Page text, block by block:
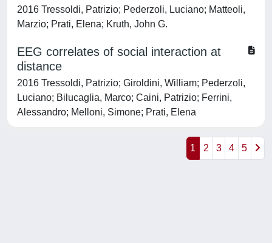
2016 Tressoldi, Patrizio; Pederzoli, Luciano; Matteoli,
Marzio; Prati, Elena; Kruth, John G.
EEG correlates of social interaction at
distance
2016 Tressoldi, Patrizio; Giroldini, William; Pederzoli,
Luciano; Bilucaglia, Marco; Caini, Patrizio; Ferrini,
Alessandro; Melloni, Simone; Prati, Elena
1 2 3 4 5